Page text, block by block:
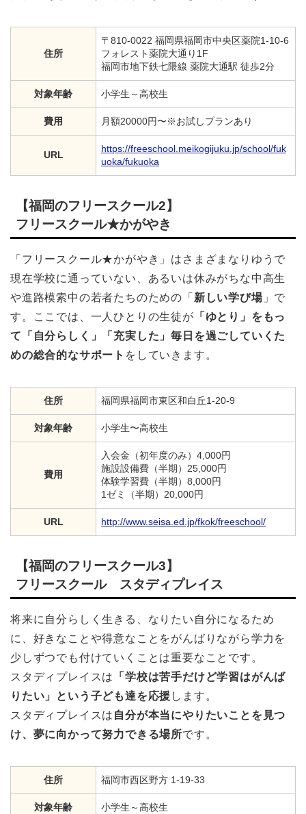
住所
〒810-0022 福岡県福岡市中央区薬院1-10-6
フォレスト薬院大通り1F
福岡市地下鉄七隈線 薬院大通駅 徒歩2分
対象年齢 小学生～高校生
費用 月額20000円〜※お試しプランあり
URL
https://freeschool.meikogijuku.jp/school/fuk
uoka/fukuoka
【福岡のフリースクール2】
フリースクール★かがやき
「フリースクール★かがやき」はさまざまなりゆうで
現在学校に通っていない、あるいは休みがちな中高生
や進路模索中の若者たちのための「 新しい学び場」で
す。ここでは、一人ひとりの生徒が 「ゆとり」をもっ
て「自分らしく」「充実した」毎日を過ごしていくた
めの総合的なサポート をしていきます。
住所 福岡県福岡市東区和白丘1-20-9
対象年齢 小学生〜高校生
費用
入会金（初年度のみ）4,000円
施設設備費（半期）25,000円
体験学習費（半期）8,000円
1ゼミ（半期）20,000円
URL http://www.seisa.ed.jp/fkok/freeschool/
【福岡のフリースクール3】
フリースクール スタディプレイス
将来に自分らしく生きる、なりたい自分になるため
に、好きなことや得意なことをがんばりながら学力を
少しずつでも付けていくことは重要なことです。
スタディプレイスは
「学校は苦手だけど学習はがんば
りたい」という子ども達を応援 します。
スタディプレイスは 自分が本当にやりたいことを見つ
け、夢に向かって努力できる場所です。
住所 福岡市西区野方 1-19-33
対象年齢 小学生～高校生